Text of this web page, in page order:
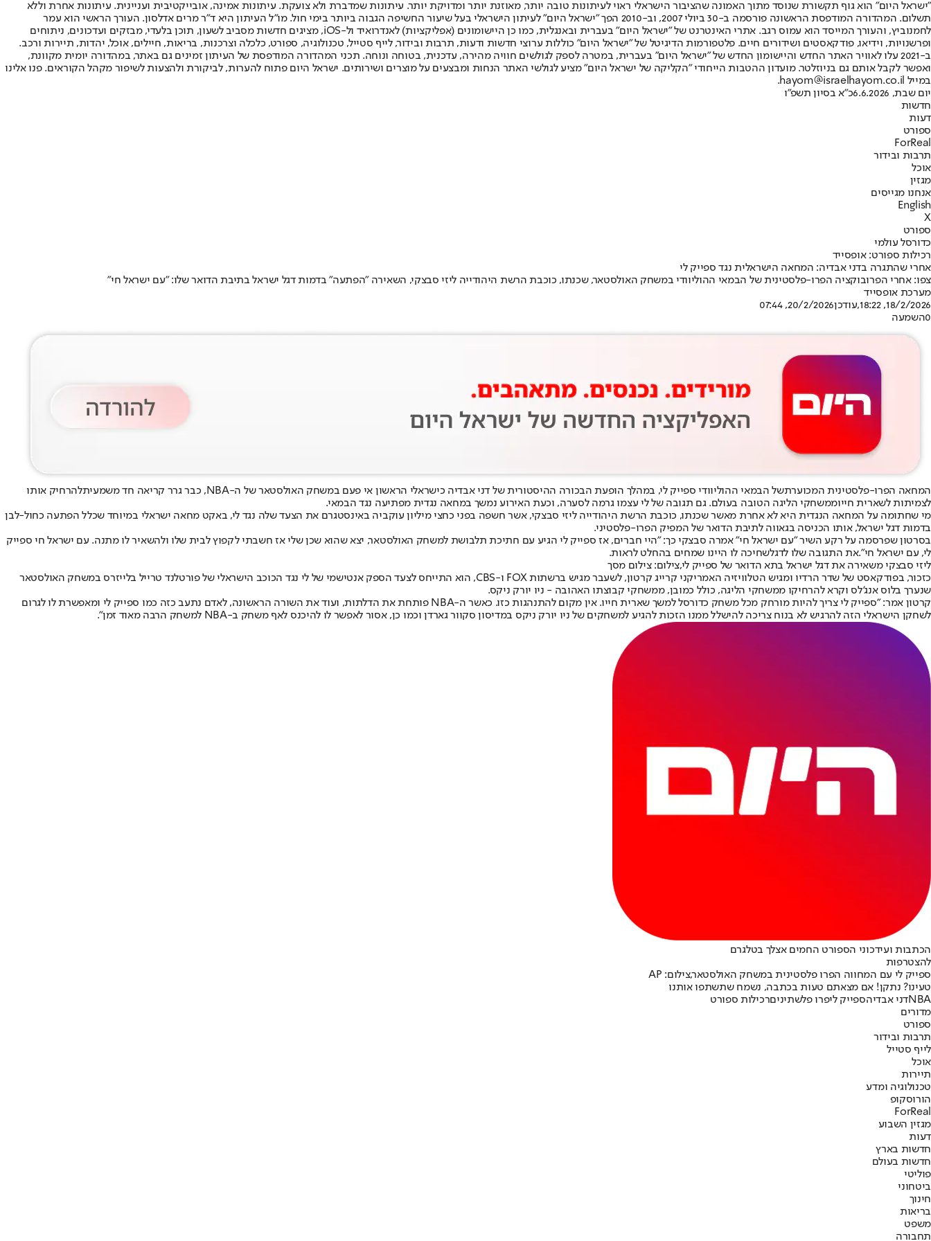
"ישראל היום" הוא גוף תקשורת שנוסד מתוך האמונה שהציבור הישראלי ראוי לעיתונות טובה יותר, מאוזנת יותר ומדויקת יותר. עיתונות שמדברת ולא צועקת. עיתונות אמינה, אובייקטיבית ועניינית. עיתונות אחרת וללא
תשלום. המהדורה המודפסת הראשונה פורסמה ב-30 ביולי 2007, וב-2010 הפך "ישראל היום" לעיתון הישראלי בעל שיעור החשיפה הגבוה ביותר בימי חול. מו"ל העיתון היא ד"ר מרים אדלסון. העורך הראשי הוא עמר
לחמנוביץ, והעורך המייסד הוא עמוס רגב. אתרי האינטרנט של "ישראל היום" בעברית ובאנגלית, כמו כן היישומונים (אפליקציות) לאנדרואיד ול-iOS, מציגים חדשות מסביב לשעון, תוכן בלעדי, מבזקים ועדכונים, ניתוחים
ופרשנויות, וידיאו, פודקאסטים ושידורים חיים. פלטפורמות הדיגיטל של "ישראל היום" כוללות ערוצי חדשות ודעות, תרבות ובידור, לייף סטייל, טכנולוגיה, ספורט, כלכלה וצרכנות, בריאות, חיילים, אוכל, יהדות, תיירות ורכב.
ב-2021 עלו לאוויר האתר החדש והיישומון החדש של "ישראל היום" בעברית, במטרה לספק לגולשים חוויה מהירה, עדכנית, בטוחה ונוחה. תכני המהדורה המודפסת של העיתון זמינים גם באתר, במהדורה יומית מקוונת,
ואפשר לקבל אותם גם בניוזלטר. מועדון ההטבות הייחודי "הקליקה של ישראל היום" מציע לגולשי האתר הנחות ומבצעים על מוצרים ושירותים. ישראל היום פתוח להערות, לביקורת ולהצעות לשיפור מקהל הקוראים. פנו אלינו
במייל hayom@israelhayom.co.il.
יום שבת, 6.6.2026
כ"א בסיון תשפ"ו
חדשות
דעות
ספורט
ForReal
תרבות ובידור
אוכל
מגזין
אנחנו מגייסים
English
X
ספורט
כדורסל עולמי
רכילות ספורט: אופסייד
אחרי שהתגרה בדני אבדיה: המחאה הישראלית נגד ספייק לי
צפו: אחרי הפרובוקציה הפרו-פלסטינית של הבמאי ההוליוודי במשחק האולסטאר, שכנתו, כוכבת הרשת היהודייה ליזי סבצקי, השאירה "הפתעה" בדמות דגל ישראל בתיבת הדואר שלו: "עם ישראל חי"
מערכת אופסייד
18/2/2026, 18:22
,עודכן20/2/2026, 07:44
0השמעה
המחאה הפרו-פלסטינית המכוערתשל הבמאי ההוליוודי ספייק לי, במהלך הופעת הבכורה ההיסטורית של דני אבדיה כישראלי הראשון אי פעם במשחק האולסטאר של ה-NBA, כבר גרר קריאה חד משמעית
להרחיק אותו
לצמיתות לשארית חייוממשחקי הליגה הטובה בעולם. גם תגובה של לי עצמו גרמה לסערה, וכעת האירוע נמשך במחאה נגדית מפתיעה נגד הבמאי.
מי שחתומה על המחאה הנגדית היא לא אחרת מאשר שכנתו, כוכבת הרשת היהודייה ליזי סבצקי, אשר חשפה בפני כחצי מיליון עוקביה באינסטגרם את הצעד שלה נגד לי, באקט מחאה ישראלי במיוחד שכלל הפתעה כחול-לבן
בדמות דגל ישראל, אותו הכניסה בגאווה לתיבת הדואר של המפיק הפרו-פלסטיני.
בסרטון שפרסמה על רקע השיר "עם ישראל חי" אמרה סבצקי כך: "היי חברים, אז ספייק לי הגיע עם חתיכת תלבושת למשחק האולסטאר, יצא שהוא שכן שלי אז חשבתי לקפוץ לבית שלו ולהשאיר לו מתנה. עם ישראל חי ספייק
לי, עם ישראל חי".את התגובה שלו לדגלשחיכה לו היינו שמחים בהחלט לראות.
ליזי סבצקי משאירה את דגל ישראל בתא הדואר של ספייק לי,צילום: צילום מסך
כזכור, בפודקאסט של שדר הרדיו ומגיש הטלוויזיה האמריקני קרייג קרטון, לשעבר מגיש ברשתות FOX ו-CBS, הוא התייחס לצעד הספק אנטישמי של לי נגד הכוכב הישראלי של פורטלנד טרייל בלייזרס במשחק האולסטאר
שנערך בלוס אנג'לס וקרא להרחיקו ממשחקי הליגה, כולל כמובן, ממשחקי קבוצתו האהובה - ניו יורק ניקס.
קרטון אמר: "ספייק לי צריך להיות מורחק מכל משחק כדורסל למשך שארית חייו. אין מקום להתנהגות כזו. כאשר ה-NBA פותחת את הדלתות, ועוד את השורה הראשונה, לאדם נתעב כזה כמו ספייק לי ומאפשרת לו לגרום
לשחקן הישראלי הזה להרגיש לא בנוח צריכה להישלל ממנו הזכות להגיע למשחקים של ניו יורק ניקס במדיסון סקוור גארדן וכמו כן, אסור לאפשר לו להיכנס לאף משחק ב-NBA למשחק הרבה מאוד זמן".
הכתבות ועידכוני הספורט החמים אצלך בטלגרם
להצטרפות
ספייק לי עם המחווה הפרו פלסטינית במשחק האולסטאר,צילום: AP
טעינו? נתקן! אם מצאתם טעות בכתבה, נשמח שתשתפו אותנו
NBAדני אבדיהספייק ליפרו פלשתיניםרכילות ספורט
מדורים
ספורט
תרבות ובידור
לייף סטייל
אוכל
תיירות
טכנולוגיה ומדע
הורוסקופ
ForReal
מגזין השבוע
דעות
חדשות בארץ
חדשות בעולם
פוליטי
ביטחוני
חינוך
בריאות
משפט
תחבורה